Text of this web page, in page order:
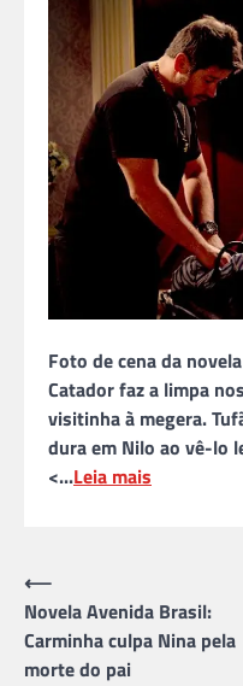
Foto de cena da
Catador faz a limpa
visitinha à megera.
dura em Nilo ao vê-lo
<...Leia mais
Navegação
de
Post
⟵
Novela Avenida Brasil:
Carminha culpa Nina pela
morte do pai